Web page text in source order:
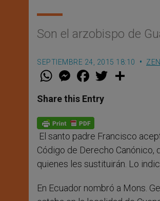
Son el arzobispo de
SEPTIEMBRE 24, 2015 18:10
W
t
s
p
p
M
e
s
e
g
e
r
F
a
e
b
o
k
w
Share this Entry
El santo padre Francisco
Código de Derecho Canónico,
quienes les sustituirán. Lo
En Ecuador nombró a Mons.